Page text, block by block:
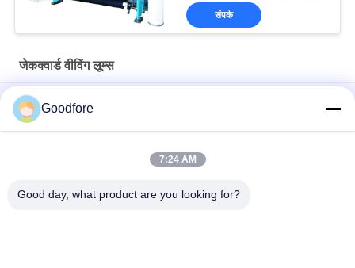
संपर्क
जेकक्वार्ड वीविंग लूम्स
SM93 SM220 के लिए बुनाई करघा कपड़ा मशीनरी ब्रेडबोर्ड
जैक्वार्ड लूम स्पेयर पार्ट्स के लिए बुनाई मशीनरी मरम्मत की दुकानें ड्राइविंग कार्ड
Goodfore
7:24 AM
Good day, what product are you looking for?